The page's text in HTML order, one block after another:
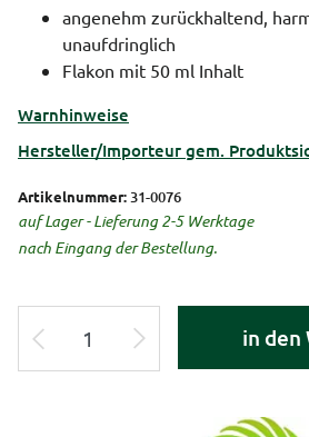
angenehm zurückhaltend,
unaufdringlich
Flakon mit 50 ml Inhalt
Warnhinweise
Hersteller/Importeur gem.
Artikelnummer: 31-0076
auf Lager - Lieferung 2-5 Werktage
nach Eingang der Bestellung.
in den